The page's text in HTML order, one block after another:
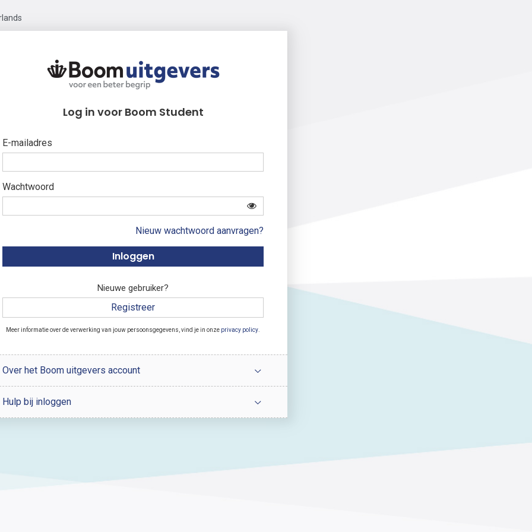
Log in voor Boom Student
E-mailadres
Wachtwoord
Nieuw wachtwoord aanvragen?
Nieuwe gebruiker?
Registreer
Meer informatie over de verwerking van jouw persoonsgegevens, vind je in onze privacy policy
Over het Boom uitgevers account
Hulp bij inloggen